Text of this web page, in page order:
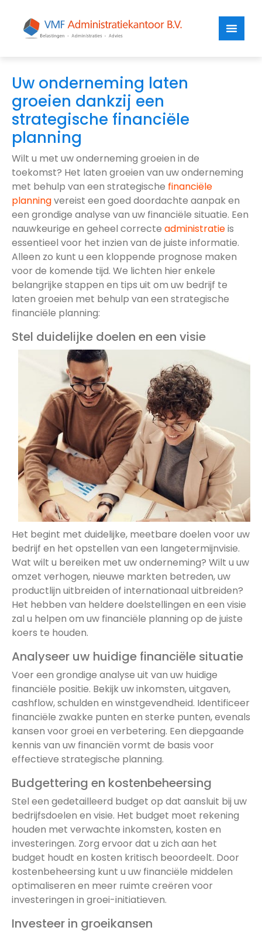
Uw onderneming laten
groeien dankzij een
strategische financiële
planning
Wilt u met uw onderneming groeien in de
toekomst? Het laten groeien van uw onderneming
met behulp van een strategische financiële
planningvereist een goed doordachte aanpak en
een grondige analyse van uw financiële situatie. Een
nauwkeurige en geheel correcte administratieis
essentieel voor het inzien van de juiste informatie.
Alleen zo kunt u een kloppende prognose maken
voor de komende tijd. We lichten hier enkele
belangrijke stappen en tips uit om uw bedrijf te
laten groeien met behulp van een strategische
financiële planning:
Stel duidelijke doelen en een visie
Het begint met duidelijke, meetbare doelen voor uw
bedrijf en het opstellen van een langetermijnvisie.
Wat wilt u bereiken met uw onderneming? Wilt u uw
omzet verhogen, nieuwe markten betreden, uw
productlijn uitbreiden of internationaal uitbreiden?
Het hebben van heldere doelstellingen en een visie
zal u helpen om uw financiële planning op de juiste
koers te houden.
Analyseer uw huidige financiële situatie
Voer een grondige analyse uit van uw huidige
financiële positie. Bekijk uw inkomsten, uitgaven,
cashflow, schulden en winstgevendheid. Identificeer
financiële zwakke punten en sterke punten, evenals
kansen voor groei en verbetering. Een diepgaande
kennis van uw financiën vormt de basis voor
effectieve strategische planning.
Budgettering en kostenbeheersing
Stel een gedetailleerd budget op dat aansluit bij uw
bedrijfsdoelen en visie. Het budget moet rekening
houden met verwachte inkomsten, kosten en
investeringen. Zorg ervoor dat u zich aan het
budget houdt en kosten kritisch beoordeelt. Door
kostenbeheersing kunt u uw financiële middelen
optimaliseren en meer ruimte creëren voor
investeringen in groei-initiatieven.
Investeer in groeikansen